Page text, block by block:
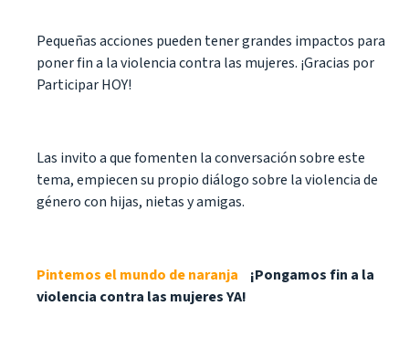
Pequeñas acciones pueden tener grandes impactos para
poner fin a la violencia contra las mujeres. ¡Gracias por
Participar HOY!
Las invito a que fomenten la conversación sobre este
tema, empiecen su propio diálogo sobre la violencia de
género con hijas, nietas y amigas.
Pintemos el mundo de naranja ¡Pongamos fin a la
violencia contra las mujeres YA!